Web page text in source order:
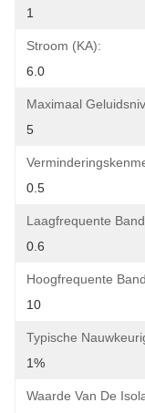
1
Stroom (KA):
6.0
Maximaal
5
0.5
Laagfrequente
0.6
Hoogfrequente
10
Typische
1%
Waarde Van De